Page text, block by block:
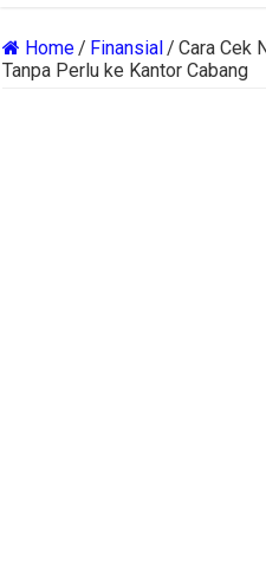
Home/ Finansial/ Cara Cek
Tanpa Perlu ke Kantor Cabang